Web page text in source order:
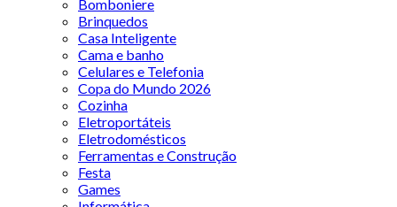
Bomboniere
Brinquedos
Casa Inteligente
Cama e banho
Celulares e Telefonia
Copa do Mundo 2026
Cozinha
Eletroportáteis
Eletrodomésticos
Ferramentas e Construção
Festa
Games